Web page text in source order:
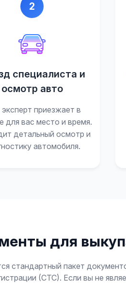
2
специалиста и
осмотр авто
приезжает в
для вас место и время.
детальный осмотр и
автомобиля.
для
стандартный пакет
(СТС). Если вы не